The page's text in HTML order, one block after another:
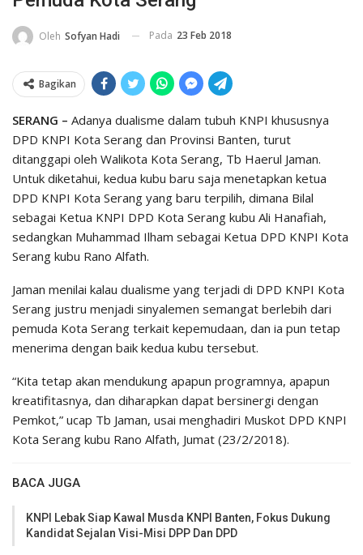
Oleh Sofyan Hadi Pada 23 Feb 2018
Bagikan
SERANG – Adanya dualisme dalam tubuh KNPI khususnya
DPD KNPI Kota Serang dan Provinsi Banten, turut
ditanggapi oleh Walikota Kota Serang, Tb Haerul Jaman.
Untuk diketahui, kedua kubu baru saja menetapkan ketua
DPD KNPI Kota Serang yang baru terpilih, dimana Bilal
sebagai Ketua KNPI DPD Kota Serang kubu Ali Hanafiah,
sedangkan Muhammad Ilham sebagai Ketua DPD KNPI Kota
Serang kubu Rano Alfath.
Jaman menilai kalau dualisme yang terjadi di DPD KNPI Kota
Serang justru menjadi sinyalemen semangat berlebih dari
pemuda Kota Serang terkait kepemudaan, dan ia pun tetap
menerima dengan baik kedua kubu tersebut.
“Kita tetap akan mendukung apapun programnya, apapun
kreatifitasnya, dan diharapkan dapat bersinergi dengan
Pemkot,” ucap Tb Jaman, usai menghadiri Muskot DPD KNPI
Kota Serang kubu Rano Alfath, Jumat (23/2/2018).
BACA JUGA
KNPI Lebak Siap Kawal Musda KNPI Banten, Fokus Dukung
Kandidat Sejalan Visi-Misi DPP Dan DPD